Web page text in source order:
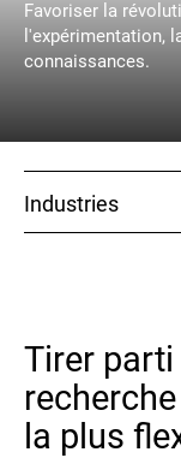
Ressources
Favoriser la
l'expérimentation,
connaissances.
Industries
Tirer
la plus